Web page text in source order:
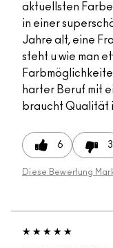
aktuellsten
in einer
Jahre alt, eine
steht u wie man
harter Beruf mit
braucht Qualität
6 3
Diese Bewertung